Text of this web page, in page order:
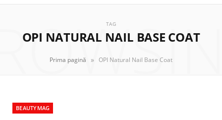
e
o
t
g
TAG
OPI NATURAL NAIL BASE COAT
Prima pagină » OPI Natural Nail Base Coat
BEAUTYMAG